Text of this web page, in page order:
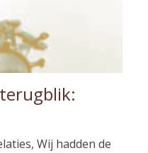
Wij hadden de